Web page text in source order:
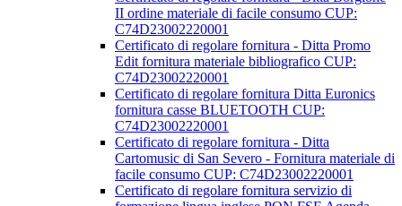
II ordine materiale di facile consumo CUP:
C74D23002220001
Certificato di regolare fornitura - Ditta Promo
Edit fornitura materiale bibliografico CUP:
C74D23002220001
Certificato di regolare fornitura Ditta Euronics
fornitura casse BLUETOOTH CUP:
C74D23002220001
Certificato di regolare fornitura - Ditta
Cartomusic di San Severo - Fornitura materiale di
facile consumo CUP: C74D23002220001
Certificato di regolare fornitura servizio di